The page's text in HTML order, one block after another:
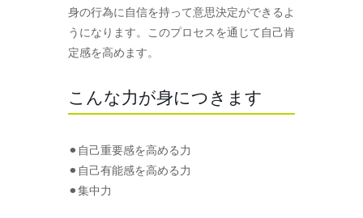
身の行為に自信を持って意思決定ができるよ
うになります。このプロセスを通じて自己肯
定感を高めます。
こんな力が身につきます
⚫︎自己重要感を高める力
⚫︎自己有能感を高める力
⚫︎集中力